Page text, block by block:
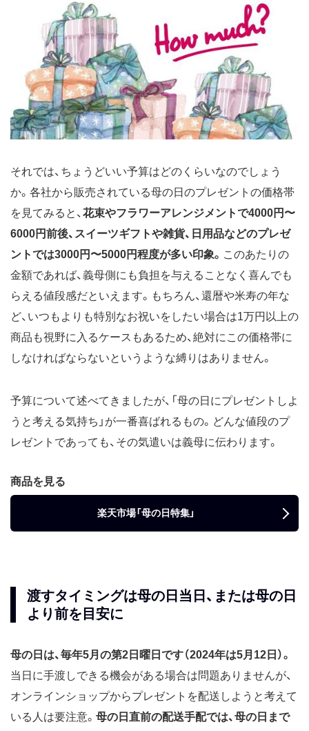
それでは、ちょうどいい予算はどのくらいなのでしょう
か。各社から販売されている母の日のプレゼントの価格帯
を見てみると、 花束やフラワーアレンジメントで4000円〜
6000円前後、スイーツギフトや雑貨、日用品などのプレゼ
ントでは3000円〜5000円程度が多い印象。 このあたりの
金額であれば、義母側にも負担を与えることなく喜んでも
らえる値段感だといえます。もちろん、還暦や米寿の年な
ど、いつもよりも特別なお祝いをしたい場合は1万円以上の
商品も視野に入るケースもあるため、絶対にこの価格帯に
しなければならないというような縛りはありません。
予算について述べてきましたが、「母の日にプレゼントしよ
うと考える気持ち」が一番喜ばれるもの。どんな値段のプ
レゼントであっても、その気遣いは義母に伝わります。
商品を見る
楽天市場「母の日特集」
渡すタイミングは母の日当日、または母の日
より前を目安に
母の日は、毎年5月の第2日曜日です（2024年は5月12日）。
当日に手渡しできる機会がある場合は問題ありませんが、
オンラインショップからプレゼントを配送しようと考えて
いる人は要注意。 母の日直前の配送手配では、母の日まで